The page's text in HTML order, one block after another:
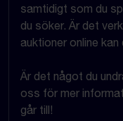
samtidigt som du
du söker. Är det
auktioner online
Är det något du
oss för mer
går till!